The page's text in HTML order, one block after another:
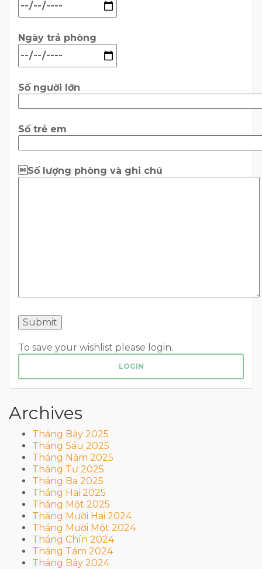
Ngày trả phòng
Số người lớn
Số trẻ em
Số lượng phòng và ghi chú
To save your wishlist please login.
LOGIN
Archives
Tháng Bảy 2025
Tháng Sáu 2025
Tháng Năm 2025
Tháng Tư 2025
Tháng Ba 2025
Tháng Hai 2025
Tháng Một 2025
Tháng Mười Hai 2024
Tháng Mười Một 2024
Tháng Chín 2024
Tháng Tám 2024
Tháng Bảy 2024